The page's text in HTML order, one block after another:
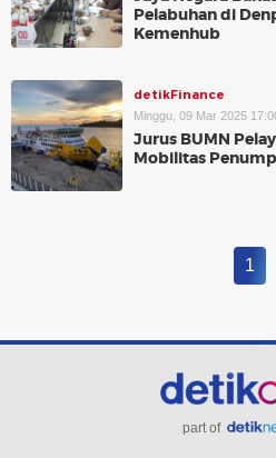
Pelabuhan di
Kemenhub
detikFinance
Minggu, 09 Mar 2025
Jurus BUMN
Mobilitas
1
part of